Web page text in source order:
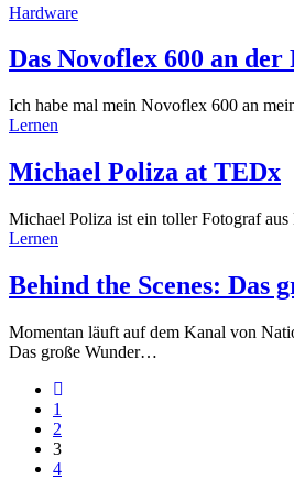
Hardware
Das Novoflex 600 an der
Ich habe mal mein Novoflex 600 an
Lernen
Michael Poliza at TEDx
Michael Poliza ist ein toller Fotograf
Lernen
Behind the Scenes: Das
Momentan läuft auf dem Kanal von
Das große Wunder…
1
2
3
4